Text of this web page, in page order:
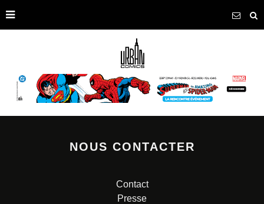
NOUS CONTACTER
Contact
Presse